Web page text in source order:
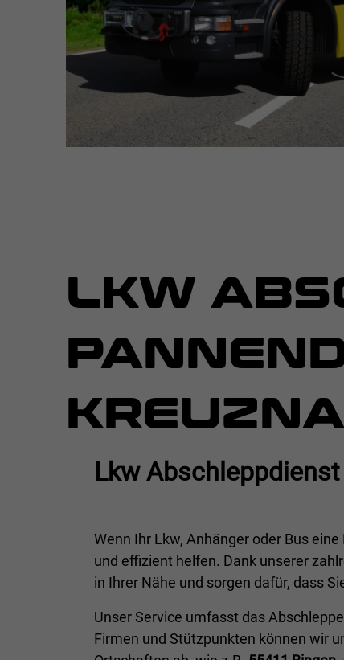
LKW
Lkw
Wenn Ihr Lkw, Anhänger oder Bus
und effizient helfen. Dank unserer
in Ihrer Nähe und sorgen dafür, dass
Unser Service umfasst das
Firmen und Stützpunkten können wir